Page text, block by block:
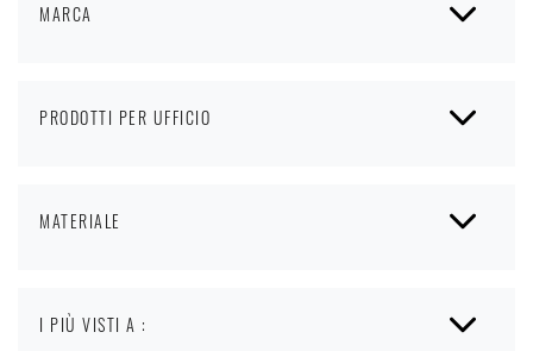
MARCA
PRODOTTI PER UFFICIO
MATERIALE
I PIÙ VISTI A :